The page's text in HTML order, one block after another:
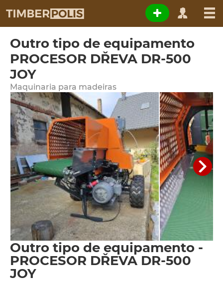
Outro tipo de equipamento
PROCESOR DŘEVA DR-500
JOY
Maquinaria para madeiras
Outro tipo de equipamento -
PROCESOR DŘEVA DR-500
JOY